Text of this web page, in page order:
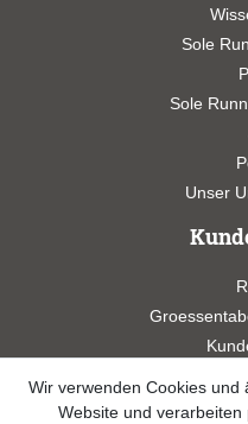
Sole
Sole
Unser
Wir verwenden Cookies und
Website und